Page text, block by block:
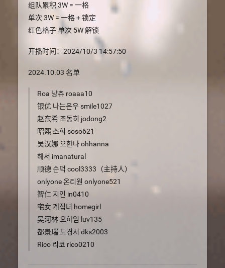
组队累积 3W = 一格
单次 3W = 一格 + 锁定
红色格子 单次 5W 解锁
开播时间：2024/10/3 14:57:50
2024.10.03 名单
Roa 냥츄 roaaa10
银优 나는은우 smile1027
赵东希 조동히 jodong2
昭熙 소희 soso621
吴汉娜 오한나 ohhanna
해서 imanatural
顺德 순덕 cool3333（主持人）
onlyone 온리원 onlyone521
智仁 지인 in0410
宅女 계집녀 homegirl
吴河林 오하임 luv135
都景瑞 도경서 dks2003
Rico 리코 rico0210